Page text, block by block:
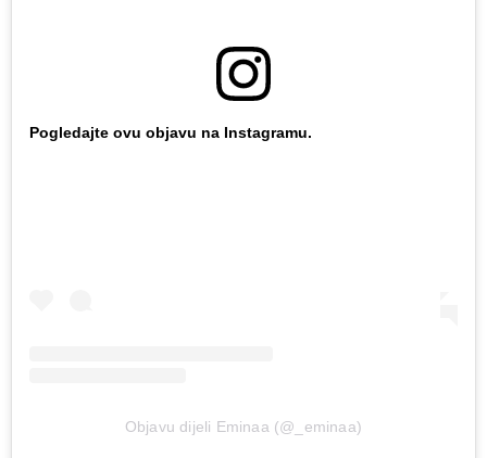
Pogledajte ovu objavu na Instagramu.
Objavu dijeli Eminaa (@_eminaa)